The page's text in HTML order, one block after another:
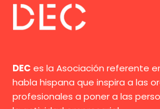
de
customer
DEC es la Asociación referente
habla hispana que inspira a las
profesionales a poner a las